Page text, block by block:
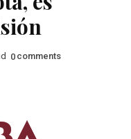
0 comments